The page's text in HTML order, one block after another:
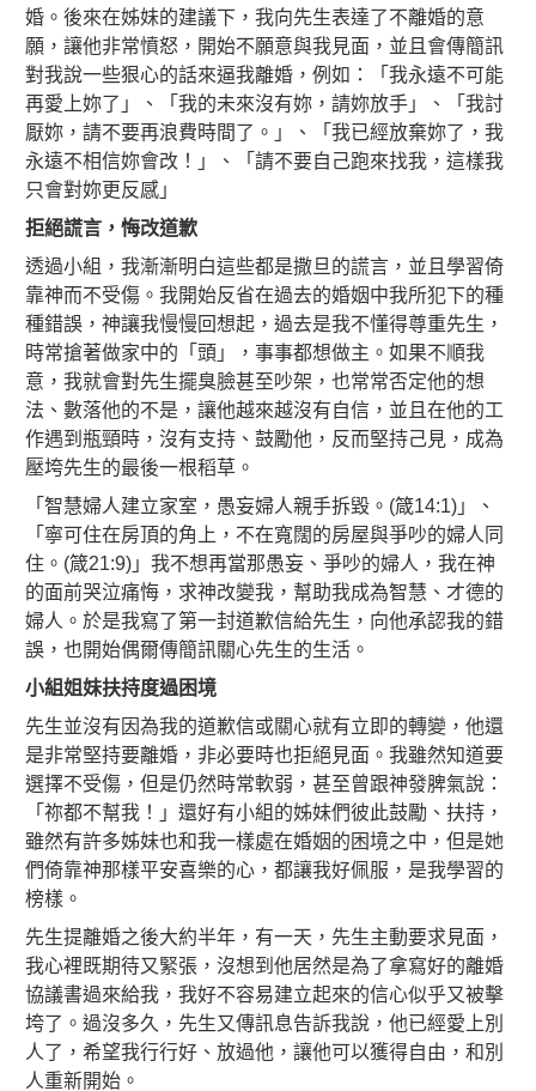
婚。後來在姊妹的建議下，我向先生表達了不離婚的意
願，讓他非常憤怒，開始不願意與我見面，並且會傳簡訊
對我說一些狠心的話來逼我離婚，例如：「我永遠不可能
再愛上妳了」、「我的未來沒有妳，請妳放手」、「我討
厭妳，請不要再浪費時間了。」、「我已經放棄妳了，我
永遠不相信妳會改！」、「請不要自己跑來找我，這樣我
只會對妳更反感」
拒絕謊言，悔改道歉
透過小組，我漸漸明白這些都是撒旦的謊言，並且學習倚
靠神而不受傷。我開始反省在過去的婚姻中我所犯下的種
種錯誤，神讓我慢慢回想起，過去是我不懂得尊重先生，
時常搶著做家中的「頭」，事事都想做主。如果不順我
意，我就會對先生擺臭臉甚至吵架，也常常否定他的想
法、數落他的不是，讓他越來越沒有自信，並且在他的工
作遇到瓶頸時，沒有支持、鼓勵他，反而堅持己見，成為
壓垮先生的最後一根稻草。
「智慧婦人建立家室，愚妄婦人親手拆毀。(箴14:1)」、
「寧可住在房頂的角上，不在寬闊的房屋與爭吵的婦人同
住。(箴21:9)」我不想再當那愚妄、爭吵的婦人，我在神
的面前哭泣痛悔，求神改變我，幫助我成為智慧、才德的
婦人。於是我寫了第一封道歉信給先生，向他承認我的錯
誤，也開始偶爾傳簡訊關心先生的生活。
小組姐妹扶持度過困境
先生並沒有因為我的道歉信或關心就有立即的轉變，他還
是非常堅持要離婚，非必要時也拒絕見面。我雖然知道要
選擇不受傷，但是仍然時常軟弱，甚至曾跟神發脾氣說：
「祢都不幫我！」還好有小組的姊妹們彼此鼓勵、扶持，
雖然有許多姊妹也和我一樣處在婚姻的困境之中，但是她
們倚靠神那樣平安喜樂的心，都讓我好佩服，是我學習的
榜樣。
先生提離婚之後大約半年，有一天，先生主動要求見面，
我心裡既期待又緊張，沒想到他居然是為了拿寫好的離婚
協議書過來給我，我好不容易建立起來的信心似乎又被擊
垮了。過沒多久，先生又傳訊息告訴我說，他已經愛上別
人了，希望我行行好、放過他，讓他可以獲得自由，和別
人重新開始。